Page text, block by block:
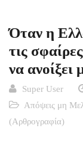
Όταν η
τις
να ανοίξει
Super User
Απόψεις μη
(Αρθρογραφία)